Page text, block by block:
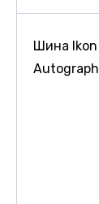
Шина Ikon